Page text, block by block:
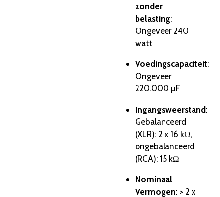
zonder
belasting:
Ongeveer 240
watt
Voedingscapaciteit:
Ongeveer
220.000 µF
Ingangsweerstand:
Gebalanceerd
(XLR): 2 x 16 kΩ,
ongebalanceerd
(RCA): 15 kΩ
Nominaal
Vermogen: > 2 x